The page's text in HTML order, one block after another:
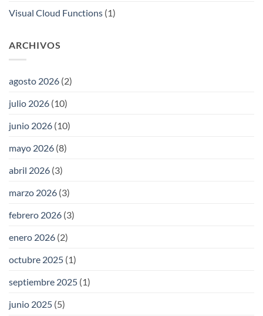
Visual Cloud Functions (1)
ARCHIVOS
agosto 2026 (2)
julio 2026 (10)
junio 2026 (10)
mayo 2026 (8)
abril 2026 (3)
marzo 2026 (3)
febrero 2026 (3)
enero 2026 (2)
octubre 2025 (1)
septiembre 2025 (1)
junio 2025 (5)